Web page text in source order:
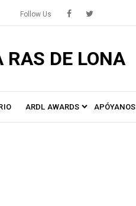
Follow Us
RAS DE LONA
ARDL AWARDS APÓYANOS